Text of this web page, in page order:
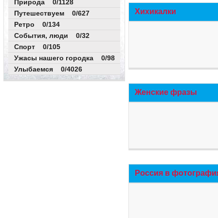
Природа 0/1128
Путешествуем 0/627
Ретро 0/134
События, люди 0/32
Спорт 0/105
Ужасы нашего городка 0/98
Улыбаемся 0/4026
Хихикалки
Женские фразы
Россия в